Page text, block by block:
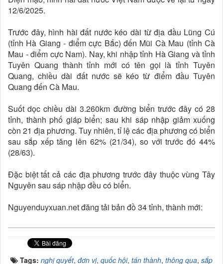
12/6/2025.
Trước đây, hình hài đất nước kéo dài từ địa đầu Lũng Cú
(tỉnh Hà Giang - điểm cực Bắc) đến Mũi Cà Mau (tỉnh Cà
Mau - điểm cực Nam). Nay, khi nhập tỉnh Hà Giang và tỉnh
Tuyên Quang thành tỉnh mới có tên gọi là tỉnh Tuyên
Quang, chiều dài đất nước sẽ kéo từ điểm đầu Tuyên
Quang đến Cà Mau.
Suốt dọc chiều dài 3.260km đường biển trước đây có 28
tỉnh, thành phố giáp biển; sau khi sáp nhập giảm xuống
còn 21 địa phương. Tuy nhiên, tỉ lệ các địa phương có biển
sau sắp xếp tăng lên 62% (21/34), so với trước đó 44%
(28/63).
Đặc biệt tất cả các địa phương trước đây thuộc vùng Tây
Nguyên sau sáp nhập đều có biển.
Nguyenduyxuan.net đăng tải bản đồ 34 tỉnh, thành mới:
Tags: nghị quyết, đơn vị, quốc hội, tán thành, thông qua, sắp